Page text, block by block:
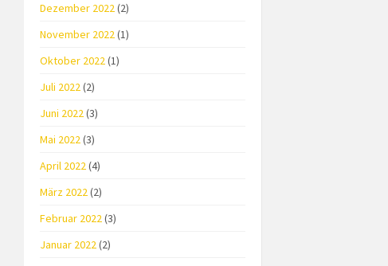
Dezember 2022(2)
November 2022(1)
Oktober 2022(1)
Juli 2022(2)
Juni 2022(3)
Mai 2022(3)
April 2022(4)
März 2022(2)
Februar 2022(3)
Januar 2022(2)